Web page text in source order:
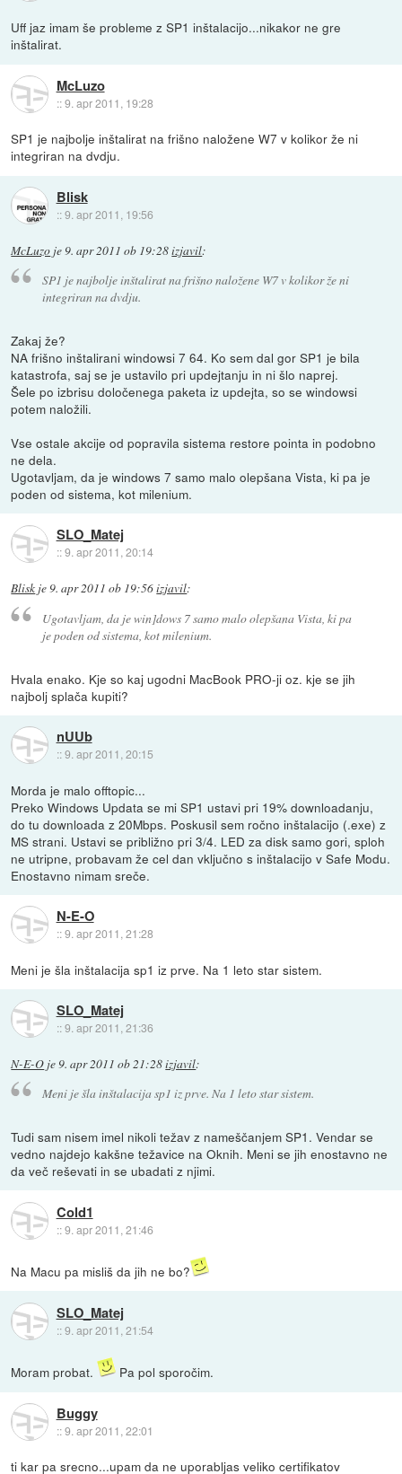
Uff jaz imam še probleme z SP1 inštalacijo...nikakor ne gre
inštalirat.
McLuzo
::9. apr 2011, 19:28
SP1 je najbolje inštalirat na frišno naložene W7 v kolikor že ni
integriran na dvdju.
Blisk
::9. apr 2011, 19:56
McLuzo je 9. apr 2011 ob 19:28izjavil:
SP1 je najbolje inštalirat na frišno naložene W7 v kolikor že ni
integriran na dvdju.
Zakaj že?
NA frišno inštalirani windowsi 7 64. Ko sem dal gor SP1 je bila
katastrofa, saj se je ustavilo pri updejtanju in ni šlo naprej.
Šele po izbrisu določenega paketa iz updejta, so se windowsi
potem naložili.
Vse ostale akcije od popravila sistema restore pointa in podobno
ne dela.
Ugotavljam, da je windows 7 samo malo olepšana Vista, ki pa je
poden od sistema, kot milenium.
SLO_Matej
::9. apr 2011, 20:14
Blisk je9. apr 2011 ob 19:56izjavil:
Ugotavljam, da je win]dows 7 samo malo olepšana Vista, ki pa
je poden od sistema, kot milenium.
Hvala enako. Kje so kaj ugodni MacBook PRO-ji oz. kje se jih
najbolj splača kupiti?
nUUb
::9. apr 2011, 20:15
Morda je malo offtopic...
Preko Windows Updata se mi SP1 ustavi pri 19% downloadanju,
do tu downloada z 20Mbps. Poskusil sem ročno inštalacijo (.exe) z
MS strani. Ustavi se približno pri 3/4. LED za disk samo gori, sploh
ne utripne, probavam že cel dan vključno s inštalacijo v Safe Modu.
Enostavno nimam sreče.
N-E-O
::9. apr 2011, 21:28
Meni je šla inštalacija sp1 iz prve. Na 1 leto star sistem.
SLO_Matej
::9. apr 2011, 21:36
N-E-O je9. apr 2011 ob 21:28izjavil:
Meni je šla inštalacija sp1 iz prve. Na 1 leto star sistem.
Tudi sam nisem imel nikoli težav z nameščanjem SP1. Vendar se
vedno najdejo kakšne težavice na Oknih. Meni se jih enostavno ne
da več reševati in se ubadati z njimi.
Cold1
::9. apr 2011, 21:46
Na Macu pa misliš da jih ne bo?
SLO_Matej
::9. apr 2011, 21:54
Moram probat. Pa pol sporočim.
Buggy
::9. apr 2011, 22:01
ti kar pa srecno...upam da ne uporabljas veliko certifikatov